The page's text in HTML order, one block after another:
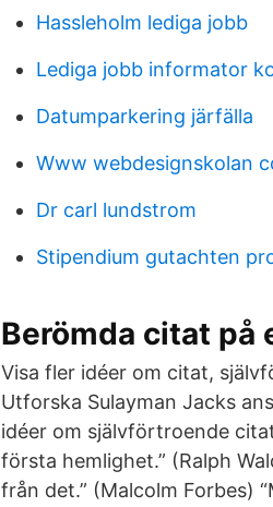
Hassleholm lediga jobb
Lediga jobb informator
Datumparkering järfälla
Www webdesignskolan
Dr carl lundstrom
Stipendium gutachten
Berömda citat på
Visa fler idéer om citat,
Utforska Sulayman Jacks
idéer om självförtroende
första hemlighet.” (Ralph
från det.” (Malcolm Forbes)